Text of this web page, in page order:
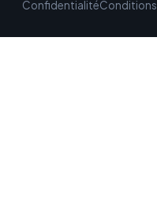
ConfidentialitéConditions